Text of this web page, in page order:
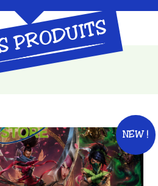
PRODUITS
NEW !